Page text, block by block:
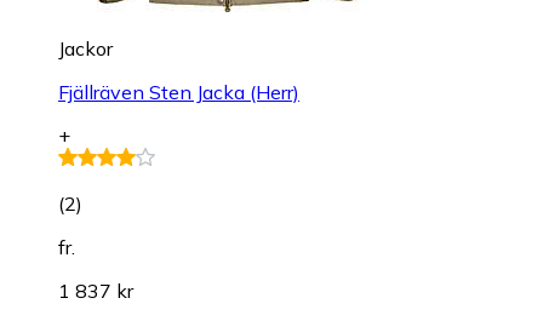
Jackor
Fjällräven Sten Jacka (Herr)
+
(2)
fr.
1 837 kr